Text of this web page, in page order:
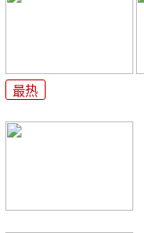
最热